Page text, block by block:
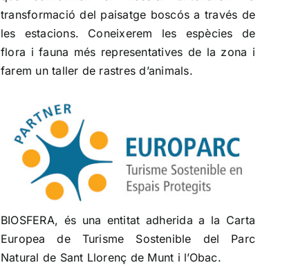
transformació del paisatge boscós a través de
les estacions. Coneixerem les espècies de
flora i fauna més representatives de la zona i
farem un taller de rastres d’animals.
BIOSFERA, és una entitat adherida a la Carta
Europea de Turisme Sostenible del Parc
Natural de Sant Llorenç de Munt i l’Obac.